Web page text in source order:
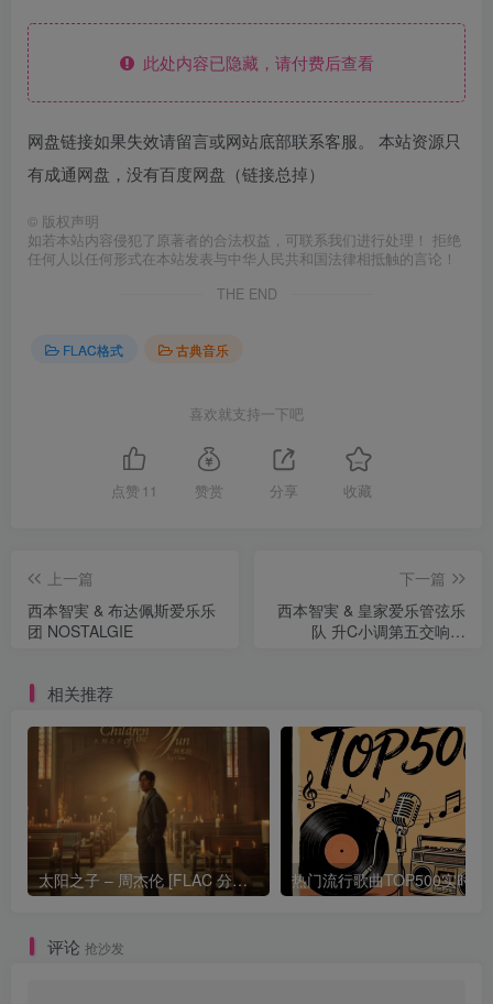
此处内容已隐藏，请付费后查看
网盘链接如果失效请留言或网站底部联系客服。 本站资源只
有成通网盘，没有百度网盘（链接总掉）
© 版权声明
如若本站内容侵犯了原著者的合法权益，可联系我们进行处理！ 拒绝
任何人以任何形式在本站发表与中华人民共和国法律相抵触的言论！
THE END
FLAC格式 古典音乐
喜欢就支持一下吧
点赞 11 赞赏 分享 收藏
上一篇
西本智実 & 布达佩斯爱乐乐
团 NOSTALGIE
下一篇
西本智実 & 皇家爱乐管弦乐
队 升C小调第五交响曲
相关推荐
太阳之子 – 周杰伦 [FLAC 分轨 192Khz 24bit]
评论 抢沙发